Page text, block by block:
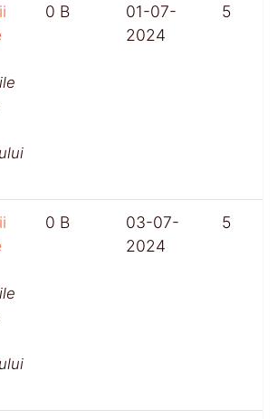
0 B
01-07-
2024
5
0 B
03-07-
2024
5